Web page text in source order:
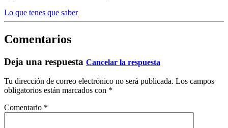
Lo que tenes que saber
Comentarios
Deja una respuesta Cancelar la respuesta
Tu dirección de correo electrónico no será publicada. Los campos
obligatorios están marcados con *
Comentario *